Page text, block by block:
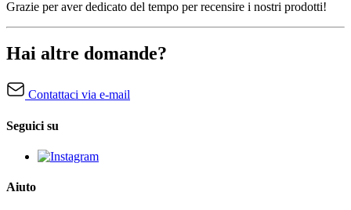
Grazie per aver dedicato del tempo per recensire i nostri prodotti!
Hai altre domande?
Contattaci via e-mail
Seguici su
Aiuto